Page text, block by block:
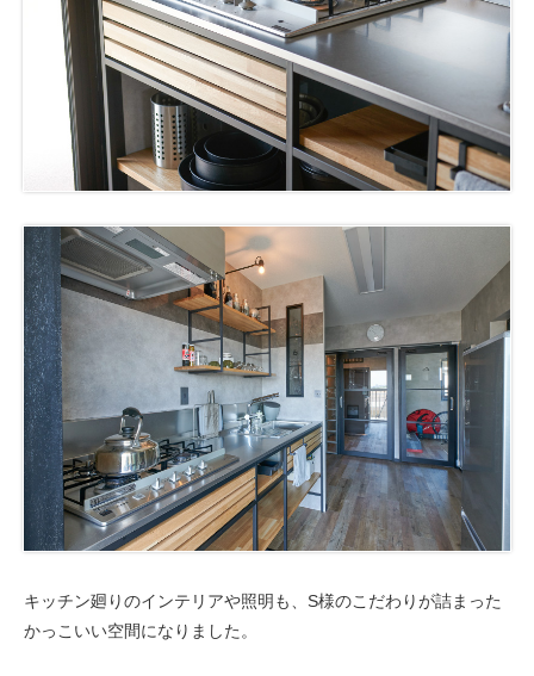
キッチン廻りのインテリアや照明も、S様のこだわりが詰まった
かっこいい空間になりました。